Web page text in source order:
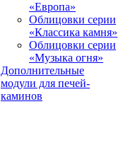
«Европа»
Облицовки серии
«Классика камня»
Облицовки серии
«Музыка огня»
Дополнительные
модули для печей-
каминов